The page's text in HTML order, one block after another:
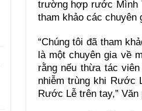
trường hợp rước Mình
tham khảo các chuyên
“Chúng tôi đã tham
là một chuyên gia về
rằng nếu thừa tác
nhiễm trùng khi Rước
Rước Lễ trên tay,”